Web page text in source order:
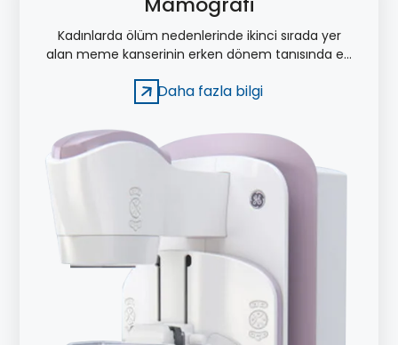
Kadınlarda ölüm nedenlerinde ikinci sırada yer
alan meme kanserinin erken dönem tanısında en
Daha fazla bilgi